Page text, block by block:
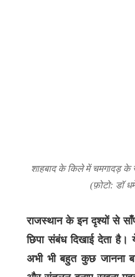
शाहबाद के किले में चमगादड़
(फ़ोटो: डॉ
राजस्थान के इन दृश्यों से
छिपा संबंध दिखाई देता
अभी भी बहुत कुछ जानना